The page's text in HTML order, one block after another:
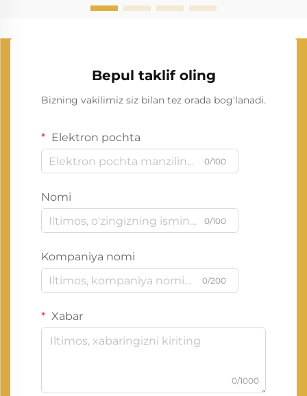
Bepul taklif oling
Bizning vakilimiz siz bilan tez orada bog'lanadi.
Elektron pochta
0/100
Nomi
0/100
Kompaniya nomi
0/200
Xabar
0/1000